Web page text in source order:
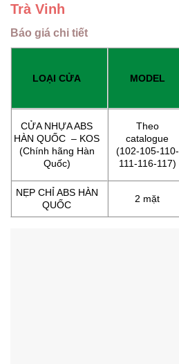
Trà Vinh
Báo giá chi tiết
LOẠI CỬA MODEL
CỬA NHỰA ABS
HÀN QUỐC – KOS
(Chính hãng Hàn
Quốc)
Theo
catalogue
(102-105-110-
111-116-117)
NẸP CHỈ ABS HÀN
QUỐC
2 mặt